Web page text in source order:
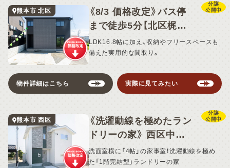
分譲
公開中
熊本市 北区
《8/3 価格改定》バス停
まで徒歩5分【北区梶尾
町 1期】
LDK16.8帖に加え、収納やフリースペースも
備えた実用的な間取り。
物件詳細はこちら 実際に見てみたい
分譲
公開中
熊本市 西区
《洗濯動線を極めたラン
ドリーの家》 西区中島6
号地・建売住宅 《7/27
価格改定》
洗面室横に「4帖」の家事室！洗濯動線を極め
た「1階完結型」ランドリーの家